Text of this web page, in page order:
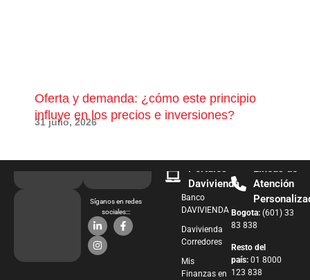
Oferta y demanda: ¿cómo este principio
influye en los precios e inversiones?
31 julio, 2026
Síganos en redes
sociales:::
Portales
Davivienda
Banco
DAVIVIENDA
Davivienda
Corredores
Mis
Finanzas en
Líneas de
Atención
Bogota: (601) 33
83 838
Resto del
país: 01 8000
123 838